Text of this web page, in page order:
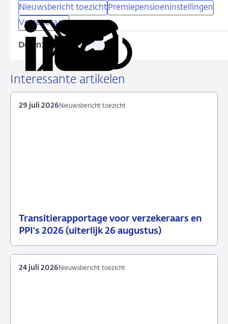
Nieuwsbericht toezicht Premiepensioeninstellingen
Verzekeraars
Delen:
Deel
LinkedIn
via
X
Deel
Facebook
Deel
e-
Kopieer
Interessante artikelen
Transitierapportage voor verzekeraars en
PPI's 2026 (uiterlijk 26 augustus)
29
Nieuwsbericht
Nieuwsbericht toezicht
29 juli 2026
Nieuwsbericht toezicht
24 juli 2026